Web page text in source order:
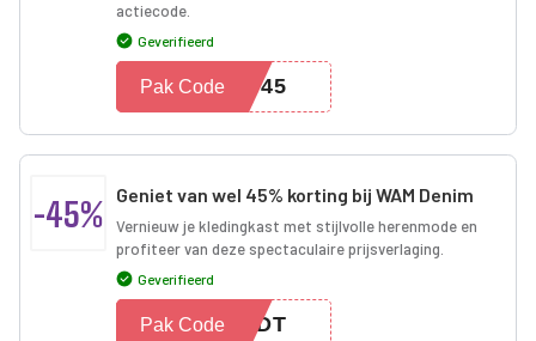
actiecode.
Geverifieerd
X045
Pak Code
-45% Geniet van wel 45% korting bij WAM Denim
Vernieuw je kledingkast met stijlvolle herenmode en
profiteer van deze spectaculaire prijsverlaging.
Geverifieerd
SMDT
Pak Code